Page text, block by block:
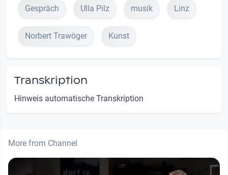
Gespräch Ulla Pilz musik Linz
Norbert Trawöger Kunst
Transkription
Hinweis automatische Transkription
More from Channel